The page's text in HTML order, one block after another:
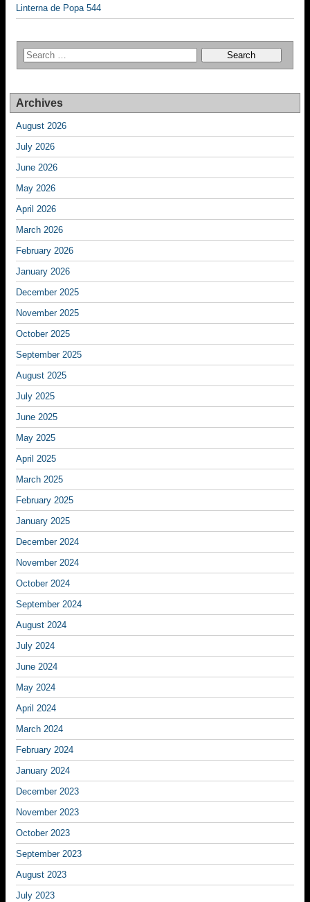
Linterna de Popa 544
Archives
August 2026
July 2026
June 2026
May 2026
April 2026
March 2026
February 2026
January 2026
December 2025
November 2025
October 2025
September 2025
August 2025
July 2025
June 2025
May 2025
April 2025
March 2025
February 2025
January 2025
December 2024
November 2024
October 2024
September 2024
August 2024
July 2024
June 2024
May 2024
April 2024
March 2024
February 2024
January 2024
December 2023
November 2023
October 2023
September 2023
August 2023
July 2023